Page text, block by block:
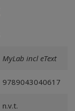
MyLab incl eText
9789043040617
n.v.t.